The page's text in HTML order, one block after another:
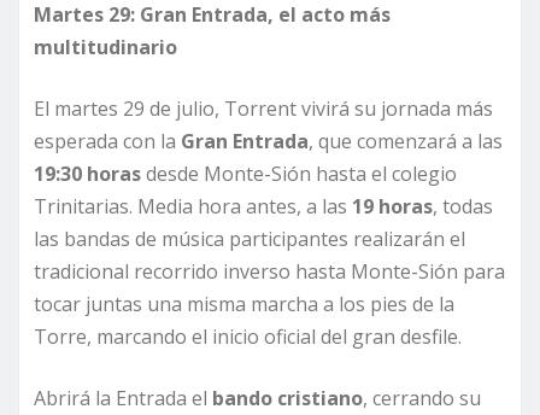
Martes 29: Gran Entrada, el acto más
multitudinario
El martes 29 de julio, Torrent vivirá su jornada más
esperada con la Gran Entrada, que comenzará a las
19:30 horasdesde Monte-Sión hasta el colegio
Trinitarias. Media hora antes, a las 19 horas, todas
las bandas de música participantes realizarán el
tradicional recorrido inverso hasta Monte-Sión para
tocar juntas una misma marcha a los pies de la
Torre, marcando el inicio oficial del gran desfile.
Abrirá la Entrada el bando cristiano, cerrando su